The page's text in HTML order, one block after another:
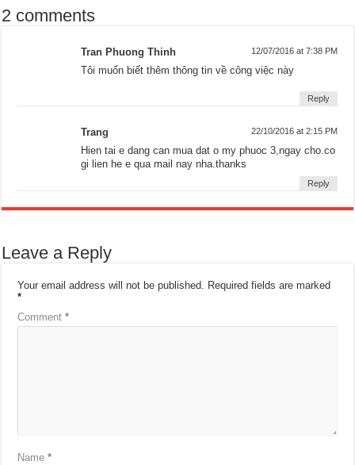
2 comments
Tran Phuong Thinh 12/07/2016 at 7:38 PM
Tôi muốn biết thêm thông tin về công việc này
Reply
Trang 22/10/2016 at 2:15 PM
Hien tai e dang can mua dat o my phuoc 3,ngay cho.co
gi lien he e qua mail nay nha.thanks
Reply
Leave a Reply
Your email address will not be published. Required fields are marked
*
Comment*
Name*